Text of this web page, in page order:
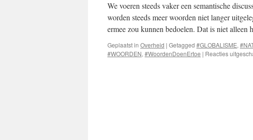
We voeren steeds vaker een semantische
worden steeds meer woorden niet langer
ermee zou kunnen bedoelen. Dat is niet alleen
Geplaatst in Overheid | Getagged #GLOBALISME,
#WOORDEN, #WoordenDoenErtoe | Reacties